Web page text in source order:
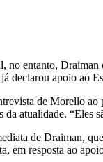
no entanto,
declarou apoio ao
de Morello
da atualidade.
de Draiman,
em resposta ao